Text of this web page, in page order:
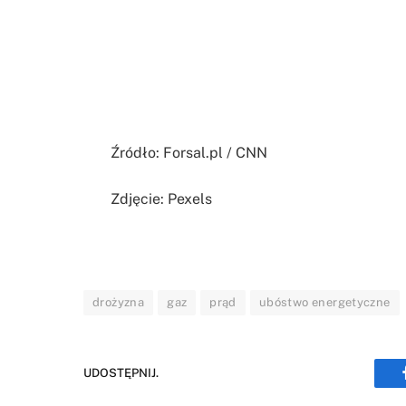
Źródło: Forsal.pl / CNN
Zdjęcie: Pexels
drożyzna gaz prąd ubóstwo energetyczne
UDOSTĘPNIJ.